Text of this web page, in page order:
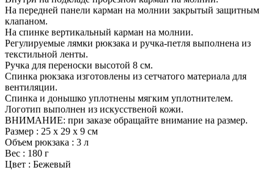
На передней панели карман на молнии закрытый защитным
клапаном.
На спинке вертикальный карман на молнии.
Регулируемые лямки рюкзака и ручка-петля выполнена из
текстильной ленты.
Ручка для переноски высотой 8 см.
Cпинка рюкзака изготовлены из сетчатого материала для
вентиляции.
Спинка и донышко уплотнены мягким уплотнителем.
Логотип выполнен из искусственой кожи.
ВНИМАНИЕ: при заказе обращайте внимание на размер.
Размер : 25 х 29 х 9 см
Объем рюкзака : 3 л
Вес : 180 г
Цвет : Бежевый